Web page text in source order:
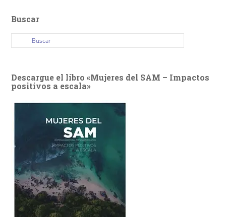
Buscar
Descargue el libro «Mujeres del SAM – Impactos
positivos a escala»